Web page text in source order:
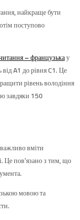
найкраще бути
поступово
– французькау
A1 до рівня C1. Це
рівень володіння
завдяки 150
вміти
Це пов’язано з тим, що
мовою та